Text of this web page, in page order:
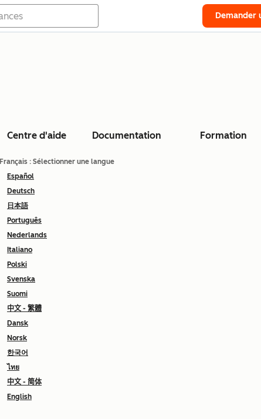
Demander
Centre d'aide Documentation Formation
Français : Sélectionner une langue
Español
Deutsch
日本語
Português
Nederlands
Italiano
Polski
Svenska
Suomi
中文 - 繁體
Dansk
Norsk
한국어
ไทย
中文 - 简体
English